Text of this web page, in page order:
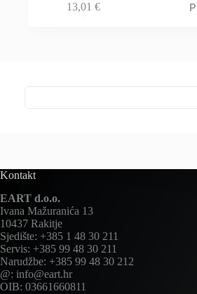
13,01 €
Kontakt
EART d.o.o.
Ivana Mažuranića 13
10437 Rakitje
Sjedište: +385 1 48 30 211
Servis: +385 99 48 30 211
Narudžbe: +385 99 48 30 212
@: info@eart.hr
OIB: 03661660811